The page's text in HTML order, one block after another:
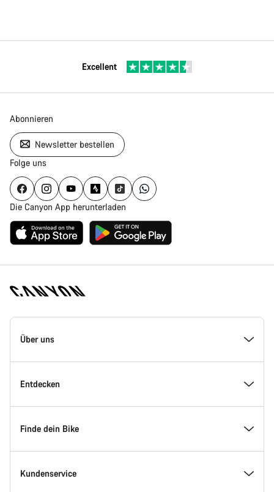
Excellent
Abonnieren
Newsletter bestellen
Folge uns
Die Canyon App herunterladen
Canyon
Homepage
Über uns
Inside Canyon
Innovation bei Canyon
Canyon Factory Racing
Entdecken
Events
Canyon Standorte finden
Finde dein Bike
Modellfinder
Kundenservice